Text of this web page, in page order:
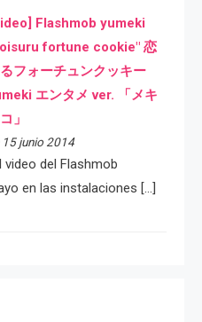
Flashmob yumeki
fortune cookie" 恋
フォーチュンクッキー
エンタメ ver. 「メキ
」
15 junio 2014
del Flashmob
en las instalaciones […]